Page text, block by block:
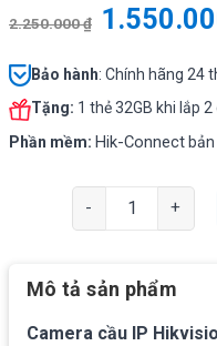
2.250.000₫
Bảo hành: Chính hãng 24
Tặng: 1 thẻ 32GB khi lắp
Phần mềm: Hik-Connect
Camera cầu IP
Mô tả sản phẩm
Camera cầu IP